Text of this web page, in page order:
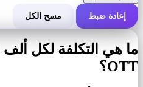
التكلفة الإجمالية للحملة
التكلفة لكل 1000 ظهور (CPM)
إعادة ضبط مسح الكل
ما هي التكلفة لكل ألف
OTT؟